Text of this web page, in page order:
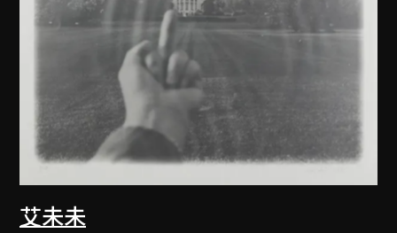
艾未未